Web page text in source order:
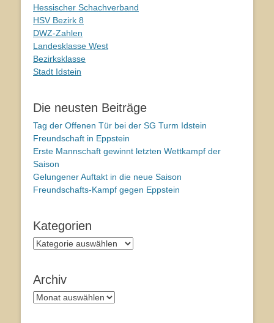
Hessischer Schachverband
HSV Bezirk 8
DWZ-Zahlen
Landesklasse West
Bezirksklasse
Stadt Idstein
Die neusten Beiträge
Tag der Offenen Tür bei der SG Turm Idstein
Freundschaft in Eppstein
Erste Mannschaft gewinnt letzten Wettkampf der
Saison
Gelungener Auftakt in die neue Saison
Freundschafts-Kampf gegen Eppstein
Kategorien
Kategorien
Archiv
Archiv